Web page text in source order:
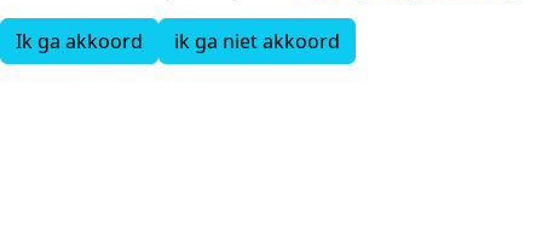
Ik ga akkoord ik ga niet akkoord